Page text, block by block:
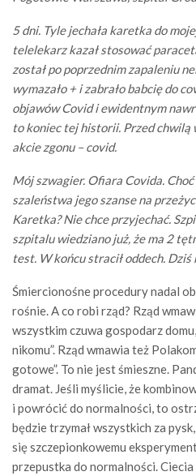
5 dni. Tyle jechała karetka do
telelekarz kazał stosować
został po poprzednim zapaleniu
wymazało + i zabrało babcię do
objawów Covid i ewidentnym
to koniec tej historii. Przed chwilą
akcie zgonu – covid.
Mój szwagier. Ofiara Covida. Choć
szaleństwa jego szanse na
Karetka? Nie chce przyjechać.
szpitalu wiedziano już, że ma 2
test. W końcu stracił oddech. Dziś
Śmiercionośne procedury nadal
rośnie. A co robi rząd? Rząd
wszystkim czuwa gospodarz
nikomu”. Rząd wmawia też
gotowe”. To nie jest śmieszne.
dramat. Jeśli myślicie, że
i powrócić do normalności, to
będzie trzymał wszystkich za
się szczepionkowemu
przepustka do normalności.